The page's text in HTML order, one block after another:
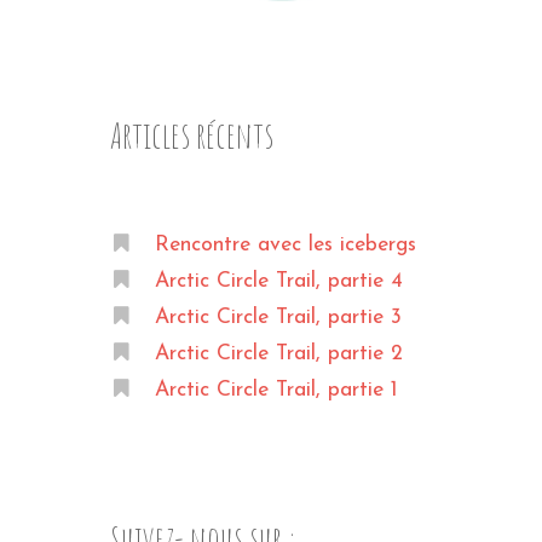
Articles récents
Rencontre avec les icebergs
Arctic Circle Trail, partie 4
Arctic Circle Trail, partie 3
Arctic Circle Trail, partie 2
Arctic Circle Trail, partie 1